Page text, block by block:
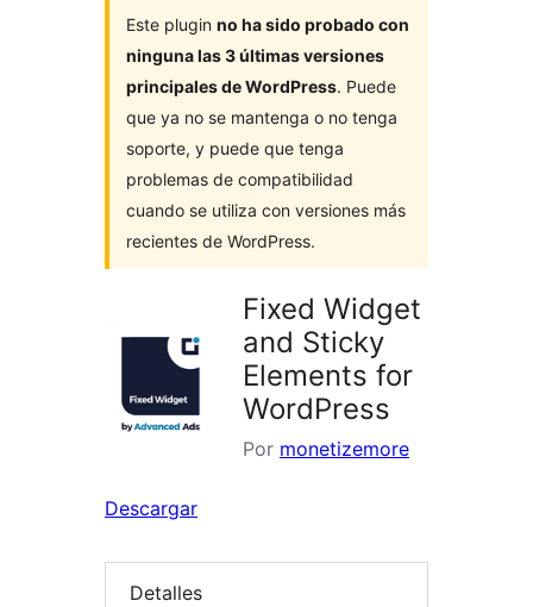
Este plugin no ha sido probado con
ninguna las 3 últimas versiones
principales de WordPress. Puede
que ya no se mantenga o no tenga
soporte, y puede que tenga
problemas de compatibilidad
cuando se utiliza con versiones más
recientes de WordPress.
Fixed Widget
and Sticky
Elements for
WordPress
Por monetizemore
Descargar
Detalles